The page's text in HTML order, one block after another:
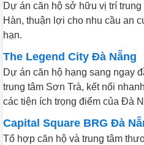
Dự án căn hộ sở hữu vị trí
Hàn, thuận lợi cho nhu cầu an
hạn.
The Legend City Đà Nẵng
Dự án căn hộ hạng sang ngay
trung tâm Sơn Trà, kết nối
các tiện ích trọng điểm của Đà
Capital Square BRG Đà
Tổ hợp căn hộ và trung tâm